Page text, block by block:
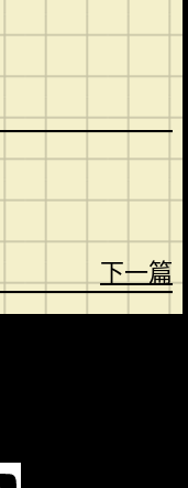
下一篇